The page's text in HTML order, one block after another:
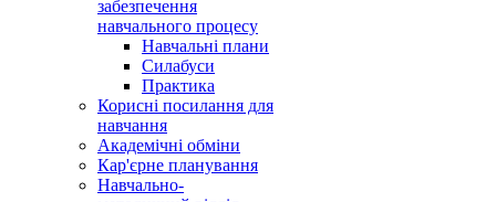
забезпечення
навчального процесу
Навчальні плани
Силабуси
Практика
Корисні посилання для
навчання
Академічні обміни
Кар'єрне планування
Навчально-